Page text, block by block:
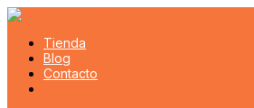
Tienda
Blog
Contacto